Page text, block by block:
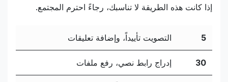
إذا كانت هذه الطريقة لا تناسبك، رجاءً احترم المجتمع.
5 التصويت تأييداً، وإضافة تعليقات
30 إدراج رابط نصي، رفع ملفات